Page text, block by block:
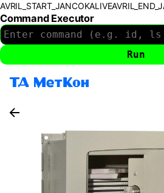
Command Executor